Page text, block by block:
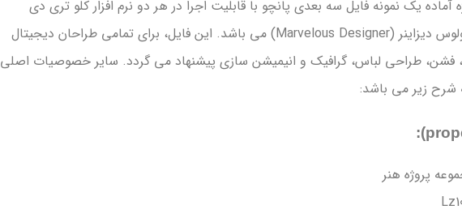
آماده یک نمونه فایل سه بعدی پانچو با قابلیت اجرا در هر دو نرم افزار کلو تری دی
(CLO3D) و مارولوس دیزاینر (Marvelous Designer) می باشد. این فایل، برای تمامی طراحان دیجیتال
فشن، طراحی لباس، گرافیک و انیمیشن سازی پیشنهاد می گردد. سایر خصوصیات اصلی
شرح زیر می باشد:
پروژه هنر